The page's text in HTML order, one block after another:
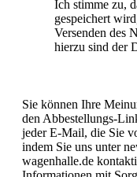
Ich stimme zu,
gespeichert
Versenden des
hierzu sind der
Sie können Ihre
den Abbestellungs-
jeder E-Mail, die Sie
indem Sie uns unter
wagenhalle.de